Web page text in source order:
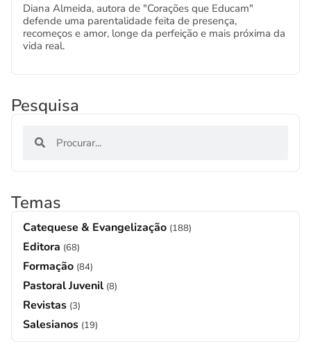
Diana Almeida, autora de "Corações que Educam"
defende uma parentalidade feita de presença,
recomeços e amor, longe da perfeição e mais próxima da
vida real.
Pesquisa
Temas
Catequese & Evangelização (188)
Editora (68)
Formação (84)
Pastoral Juvenil (8)
Revistas (3)
Salesianos (19)